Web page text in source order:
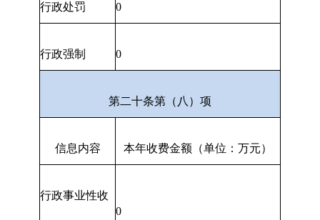
行政处罚 0
行政强制 0
第二十条第（八）项
信息内容 本年收费金额（单位：万元）
行政事业性收
0